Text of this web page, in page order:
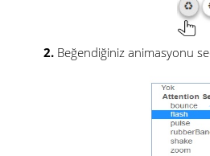
2. Beğendiğiniz animasyonu